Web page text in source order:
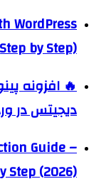
WordPress
by Step)
🔥 افزونه
دیجیتس در
Guide –
Step (2026)